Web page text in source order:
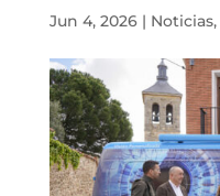
Jun 4, 2026| Noticias,